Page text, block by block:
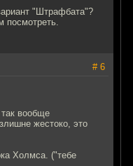
"Штрафбата"?
посмотреть.
# 6
вообще
жестоко, это
Холмса. ("тебе